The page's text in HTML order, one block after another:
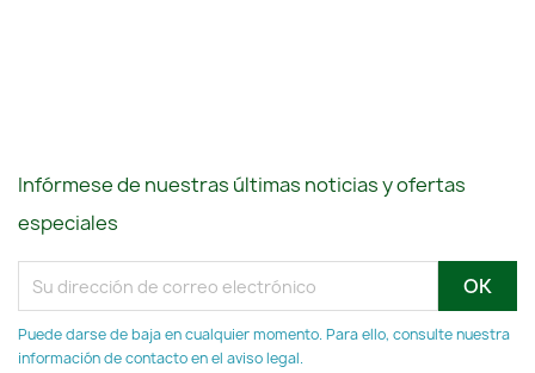
Infórmese de nuestras últimas noticias y ofertas
especiales
Puede darse de baja en cualquier momento. Para ello, consulte nuestra
información de contacto en el aviso legal.